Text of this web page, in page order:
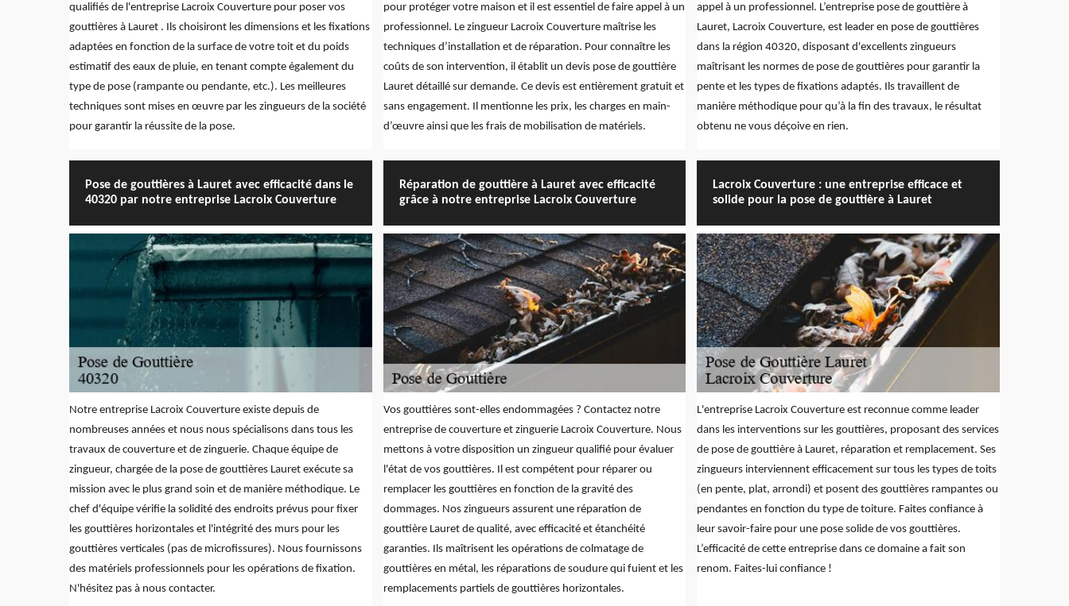
qualifiés de l'entreprise Lacroix Couverture pour poser vos
gouttières à Lauret . Ils choisiront les dimensions et les fixations
adaptées en fonction de la surface de votre toit et du poids
estimatif des eaux de pluie, en tenant compte également du
type de pose (rampante ou pendante, etc.). Les meilleures
techniques sont mises en œuvre par les zingueurs de la société
pour garantir la réussite de la pose.
pour protéger votre maison et il est essentiel de faire appel à un
professionnel. Le zingueur Lacroix Couverture maîtrise les
techniques d’installation et de réparation. Pour connaître les
coûts de son intervention, il établit un devis pose de gouttière
Lauret détaillé sur demande. Ce devis est entièrement gratuit et
sans engagement. Il mentionne les prix, les charges en main-
d’œuvre ainsi que les frais de mobilisation de matériels.
appel à un professionnel. L’entreprise pose de gouttière à
Lauret, Lacroix Couverture, est leader en pose de gouttières
dans la région 40320, disposant d'excellents zingueurs
maîtrisant les normes de pose de gouttières pour garantir la
pente et les types de fixations adaptés. Ils travaillent de
manière méthodique pour qu’à la fin des travaux, le résultat
obtenu ne vous déçoive en rien.
Pose de gouttières à Lauret avec efficacité dans le
40320 par notre entreprise Lacroix Couverture
Notre entreprise Lacroix Couverture existe depuis de
nombreuses années et nous nous spécialisons dans tous les
travaux de couverture et de zinguerie. Chaque équipe de
zingueur, chargée de la pose de gouttières Lauret exécute sa
mission avec le plus grand soin et de manière méthodique. Le
chef d'équipe vérifie la solidité des endroits prévus pour fixer
les gouttières horizontales et l'intégrité des murs pour les
gouttières verticales (pas de microfissures). Nous fournissons
des matériels professionnels pour les opérations de fixation.
N'hésitez pas à nous contacter.
Réparation de gouttière à Lauret avec efficacité
grâce à notre entreprise Lacroix Couverture
Vos gouttières sont-elles endommagées ? Contactez notre
entreprise de couverture et zinguerie Lacroix Couverture. Nous
mettons à votre disposition un zingueur qualifié pour évaluer
l'état de vos gouttières. Il est compétent pour réparer ou
remplacer les gouttières en fonction de la gravité des
dommages. Nos zingueurs assurent une réparation de
gouttière Lauret de qualité, avec efficacité et étanchéité
garanties. Ils maîtrisent les opérations de colmatage de
gouttières en métal, les réparations de soudure qui fuient et les
remplacements partiels de gouttières horizontales.
Lacroix Couverture : une entreprise efficace et
solide pour la pose de gouttière à Lauret
L'entreprise Lacroix Couverture est reconnue comme leader
dans les interventions sur les gouttières, proposant des services
de pose de gouttière à Lauret, réparation et remplacement. Ses
zingueurs interviennent efficacement sur tous les types de toits
(en pente, plat, arrondi) et posent des gouttières rampantes ou
pendantes en fonction du type de toiture. Faites confiance à
leur savoir-faire pour une pose solide de vos gouttières.
L’efficacité de cette entreprise dans ce domaine a fait son
renom. Faites-lui confiance !